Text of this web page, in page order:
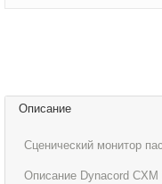
Описание
Сценический монитор
Описание Dynacord CXM